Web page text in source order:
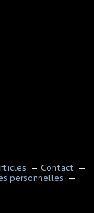
Contact
personnelles